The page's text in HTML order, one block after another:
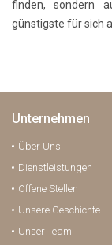
finden, sondern
günstigste für sich
Unternehmen
Über Uns
Dienstleistungen
Offene Stellen
Unsere Geschichte
Unser Team